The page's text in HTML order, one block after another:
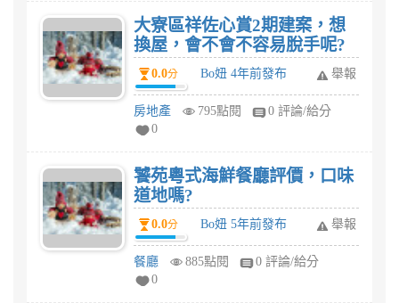
大寮區祥佐心賞2期建案，想
換屋，會不會不容易脫手呢?
0.0分 Bo妞 4年前發布 舉報
房地產 795點閱
0 評論/給分
0
饕苑粵式海鮮餐廳評價，口味
道地嗎?
0.0分 Bo妞 5年前發布 舉報
餐廳 885點閱
0 評論/給分
0